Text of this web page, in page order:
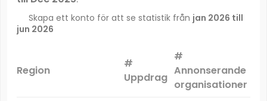
Skapa ett konto för att se statistik från jan 2026 till
jun 2026
Region
#
Uppdrag
#
Annonserande
organisationer